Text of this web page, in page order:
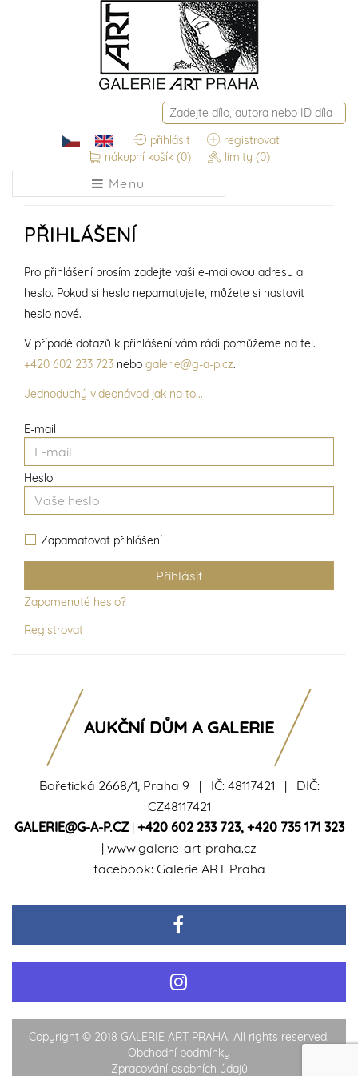
přihlásit
registrovat
nákupní košík (0) limity (0)
Menu
PŘIHLÁŠENÍ
E-mail
Heslo
Zapamatovat přihlášení
Zapomenuté heslo?
Registrovat
Pro přihlášení prosím zadejte vaši e-mailovou adresu a
heslo. Pokud si heslo nepamatujete, můžete si nastavit
heslo nové.
V případě dotazů k přihlášení vám rádi pomůžeme na tel.
+420 602 233 723 nebo galerie@g-a-p.cz.
Jednoduchý videonávod jak na to...
Bořetická 2668/1, Praha 9 | IČ: 48117421 | DIČ:
CZ48117421
GALERIE@G-A-P.CZ| +420 602 233 723, +420 735 171 323
| www.galerie-art-praha.cz
facebook: Galerie ART Praha
AUKČNÍ DŮM A GALERIE
Copyright © 2018 GALERIE ART PRAHA. All rights reserved.
Obchodní podmínky
Zpracování osobních údajů